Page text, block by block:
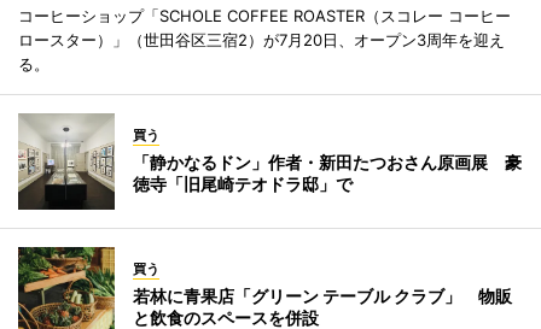
コーヒーショップ「SCHOLE COFFEE ROASTER（スコレー コーヒー
ロースター）」（世田谷区三宿2）が7月20日、オープン3周年を迎え
る。
買う
「静かなるドン」作者・新田たつおさん原画展 豪
徳寺「旧尾崎テオドラ邸」で
買う
若林に青果店「グリーン テーブル クラブ」 物販
と飲食のスペースを併設